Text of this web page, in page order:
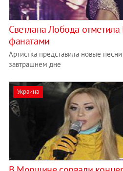
Светлана Лобода
фанатами
Артистка представила новые
завтрашнем дне
Украина